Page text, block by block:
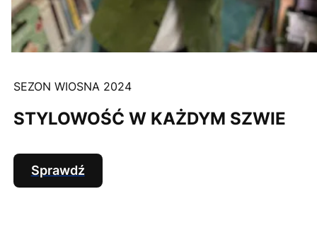
SEZON WIOSNA 2024
STYLOWOŚĆ W KAŻDYM SZWIE
Sprawdź